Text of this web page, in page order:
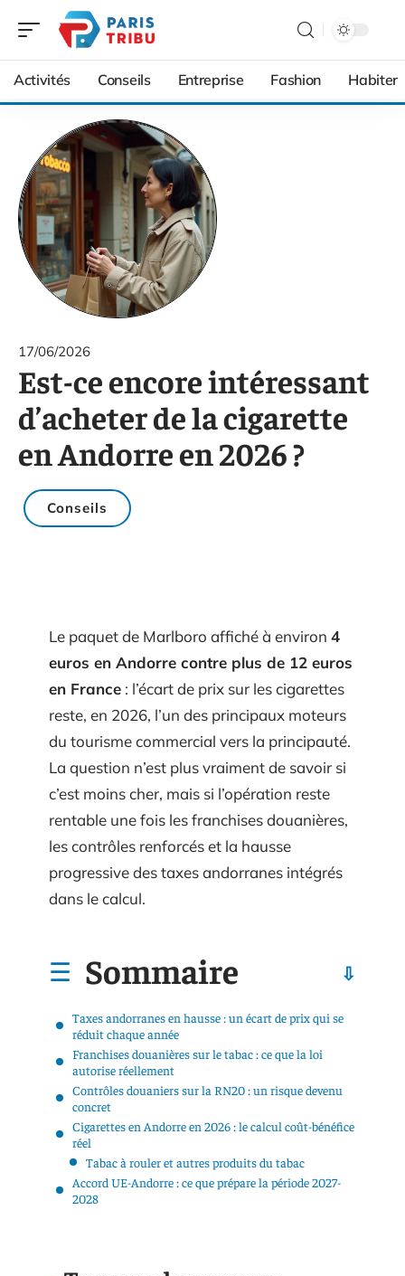
Activités Conseils Entreprise Fashion Habiter
17/06/2026
Est-ce encore intéressant
d’acheter de la cigarette
en Andorre en 2026 ?
Conseils
Le paquet de Marlboro affiché à environ 4
euros en Andorre contre plus de 12 euros
en France : l’écart de prix sur les cigarettes
reste, en 2026, l’un des principaux moteurs
du tourisme commercial vers la principauté.
La question n’est plus vraiment de savoir si
c’est moins cher, mais si l’opération reste
rentable une fois les franchises douanières,
les contrôles renforcés et la hausse
progressive des taxes andorranes intégrés
dans le calcul.
Sommaire
Taxes andorranes en hausse : un écart de prix qui se
réduit chaque année
Franchises douanières sur le tabac : ce que la loi
autorise réellement
Contrôles douaniers sur la RN20 : un risque devenu
concret
Cigarettes en Andorre en 2026 : le calcul coût-bénéfice
réel
Tabac à rouler et autres produits du tabac
Accord UE-Andorre : ce que prépare la période 2027-
2028